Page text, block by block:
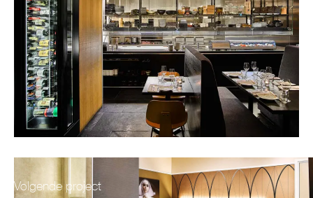
Volgende project